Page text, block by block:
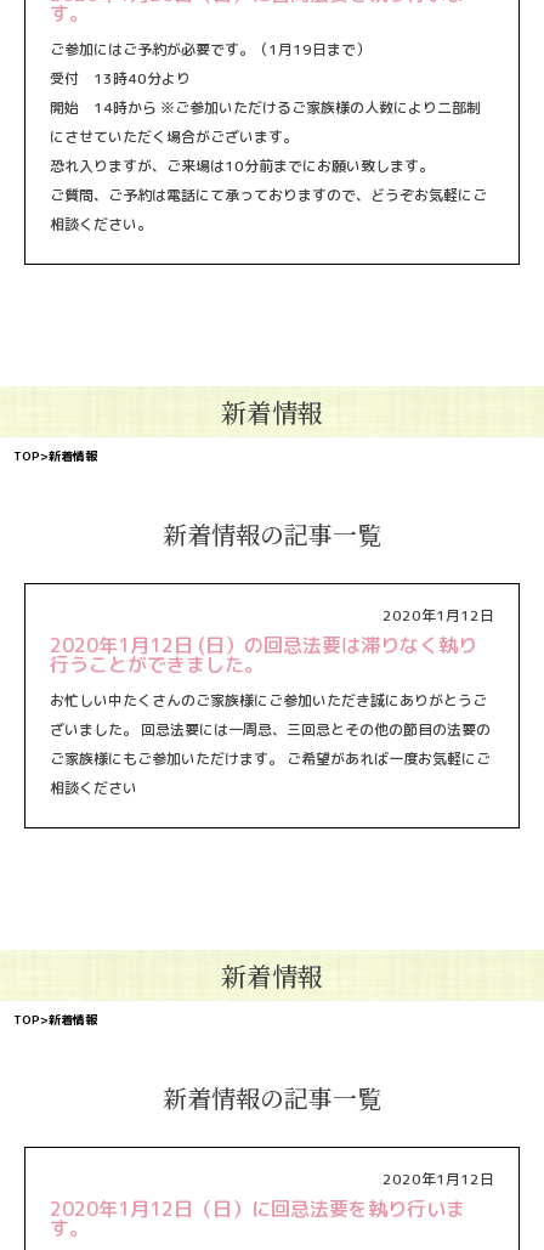
す。
ご参加にはご予約が必要です。（1月19日まで）
受付 13時40分より
開始 14時から ※ご参加いただけるご家族様の人数により二部制
にさせていただく場合がございます。
恐れ入りますが、ご来場は10分前までにお願い致します。
ご質問、ご予約は電話にて承っておりますので、どうぞお気軽にご
相談ください。
新着情報
TOP>新着情報
新着情報の記事一覧
2020年1月12日
2020年1月12日 (日）の回忌法要は滞りなく執り
行うことができました。
お忙しい中たくさんのご家族様にご参加いただき誠にありがとうご
ざいました。 回忌法要には一周忌、三回忌とその他の節目の法要の
ご家族様にもご参加いただけます。 ご希望があれば一度お気軽にご
相談ください
新着情報
TOP>新着情報
新着情報の記事一覧
2020年1月12日
2020年1月12日（日）に回忌法要を執り行いま
す。